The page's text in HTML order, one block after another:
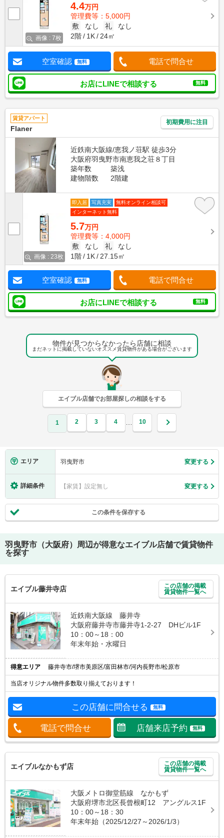
画像 : 7枚
4.4万円
管理費等：5,000円
敷
なし 礼
なし
2階
1K 24㎡
空室確認 無料 電話で問合せ
お店にLINEで相談する 無料
賃貸アパート
Flaner
初期費用に注目
近鉄南大阪線/恵我ノ荘駅 徒歩3分
大阪府羽曳野市南恵我之荘８丁目
築年数
築浅
建物階数
2階建
画像 : 23枚
即入居 写真充実
無料オンライン相談可
インターネット無料
5.7万円
管理費等：4,000円
敷
なし 礼
なし
1階
1K 27.15㎡
空室確認 無料 電話で問合せ
お店にLINEで相談する 無料
物件が見つからなかったら店舗に相談
まだネットに掲載していないオススメ賃貸物件がある場合がございます
エイブル店舗でお部屋探しの相談をする
1 2 3 4 … 10
エリア 羽曳野市 変更する
詳細条件 【家賃】設定無し 変更する
この条件を保存する
羽曳野市（大阪府）
周辺が得意なエイブル店舗で賃貸物件
を探す
エイブル藤井寺店
この店舗の掲載
賃貸物件一覧へ
近鉄南大阪線 藤井寺
大阪府藤井寺市藤井寺1-2-27 DHビル1F
10：00～18：00
年末年始・水曜日
得意エリア 藤井寺市/堺市美原区/富田林市/河内長野市/松原市
当店オリジナル物件多数取り揃えております！
この店舗に問合せる 無料
電話で問合せ 店舗来店予約 無料
エイブルなかもず店
この店舗の掲載
賃貸物件一覧へ
大阪メトロ御堂筋線 なかもず
大阪府堺市北区長曾根町12 アングルス1F
10：00～18：30
年末年始（2025/12/27～2026/1/3）